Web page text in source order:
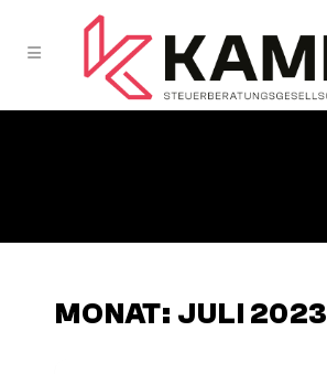
MONAT: JULI 2023